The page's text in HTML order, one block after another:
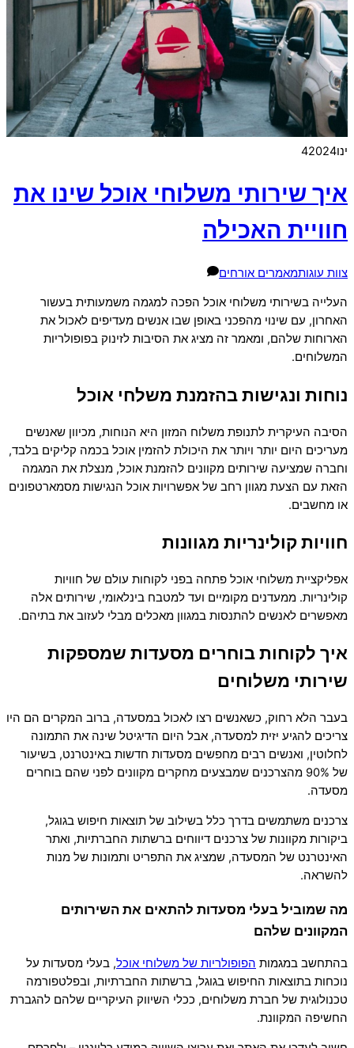
ינו 42024
איך שירותי משלוחי אוכל שינו את
חוויית האכילה
צוות עוגותמאמרים אורחים
העלייה בשירותי משלוחי אוכל הפכה למגמה משמעותית בעשור
האחרון, עם שינוי מהפכני באופן שבו אנשים מעדיפים לאכול את
הארוחות שלהם, ומאמר זה מציג את הסיבות לזינוק בפופולריות
המשלוחים.
נוחות ונגישות בהזמנת משלחי אוכל
הסיבה העיקרית לתנופת משלוח המזון היא הנוחות, מכיוון שאנשים
מעריכים היום יותר ויותר את היכולת להזמין אוכל בכמה קליקים בלבד,
וחברה שמציעה שירותים מקוונים להזמנת אוכל, מנצלת את המגמה
הזאת עם הצעת מגוון רחב של אפשרויות אוכל הנגישות מסמארטפונים
או מחשבים.
חוויות קולינריות מגוונות
אפליקציית משלוחי אוכל פתחה בפני לקוחות עולם של חוויות
קולינריות. ממעדנים מקומיים ועד למטבח בינלאומי, שירותים אלה
מאפשרים לאנשים להתנסות במגוון מאכלים מבלי לעזוב את בתיהם.
איך לקוחות בוחרים מסעדות שמספקות
שירותי משלוחים
בעבר הלא רחוק, כשאנשים רצו לאכול במסעדה, ברוב המקרים הם היו
צריכים להגיע יזית למסעדה, אבל היום הדיגיטל שינה את התמונה
לחלוטין, ואנשים רבים מחפשים מסעדות חדשות באינטרנט, בשיעור
של 90% מהצרכנים שמבצעים מחקרים מקוונים לפני שהם בוחרים
מסעדה.
צרכנים משתמשים בדרך כלל בשילוב של תוצאות חיפוש בגוגל,
ביקורות מקוונות של צרכנים דיווחים ברשתות החברתיות, ואתר
האינטרנט של המסעדה, שמציג את התפריט ותמונות של מנות
להשראה.
מה שמוביל בעלי מסעדות להתאים את השירותים
המקוונים שלהם
בהתחשב במגמות הפופולריות של משלוחי אוכל, בעלי מסעדות על
נוכחות בתוצאות החיפוש בגוגל, ברשתות החברתיות, ובפלטפורמה
טכנולוגית של חברת משלוחים, ככלי השיווק העיקריים שלהם להגברת
החשיפה המקוונת.